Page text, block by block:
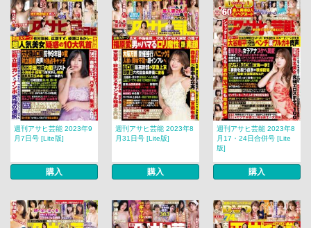
週刊アサヒ芸能 2023年9
月7日号 [Lite版]
購入
週刊アサヒ芸能 2023年8
月31日号 [Lite版]
購入
週刊アサヒ芸能 2023年8
月17・24日合併号 [Lite
版]
購入